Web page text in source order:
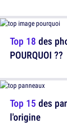
Top 18 des
POURQUOI ??
Top 15 des
l'origine